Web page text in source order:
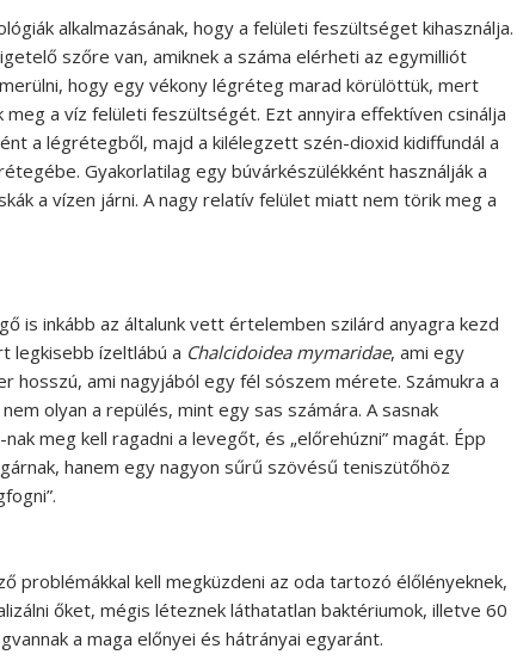
alkalmazásának, hogy a felületi feszültséget kihasználja.
szőre van, amiknek a száma elérheti az egymilliót
hogy egy vékony légréteg marad körülöttük, mert
a víz felületi feszültségét. Ezt annyira effektíven csinálja
a légrétegből, majd a kilélegzett szén-dioxid kidiffundál a
Gyakorlatilag egy búvárkészülékként használják a
a vízen járni. A nagy relatív felület miatt nem törik meg a
is inkább az általunk vett értelemben szilárd anyagra kezd
legkisebb ízeltlábú a Chalcidoidea mymaridae, ami egy
hosszú, ami nagyjából egy fél sószem mérete. Számukra a
olyan a repülés, mint egy sas számára. A sasnak
meg kell ragadni a levegőt, és „előrehúzni” magát. Épp
hanem egy nagyon sűrű szövésű teniszütőhöz
problémákkal kell megküzdeni az oda tartozó élőlényeknek,
őket, mégis léteznek láthatatlan baktériumok, illetve 60
a maga előnyei és hátrányai egyaránt.